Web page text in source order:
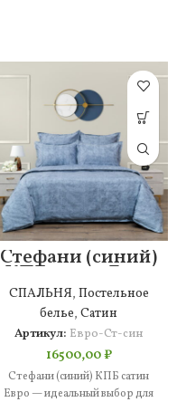
Стефани (синий)
КПБ сатин Евро
СПАЛЬНЯ, Постельное
белье, Сатин
Артикул: Евро-Ст-син
16500,00₽
Стефани (синий) КПБ сатин
Евро — идеальный выбор для